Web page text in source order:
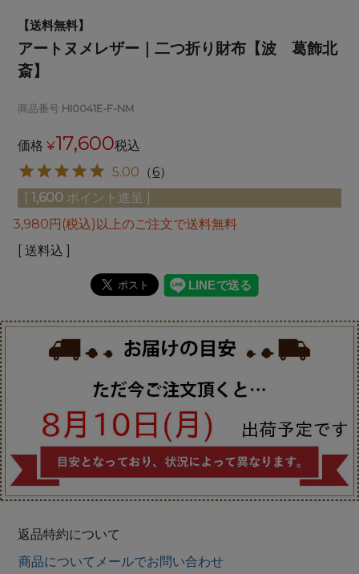
【送料無料】
アートヌメレザー｜二つ折り財布【波 葛飾北
斎】
商品番号 HI0041E-F-NM
価格 ¥17,600税込
5.00 （6）
[ 1,600 ポイント進呈 ]
3,980円(税込)以上のご注文で送料無料
送料込
返品特約について
商品についてメールでお問い合わせ